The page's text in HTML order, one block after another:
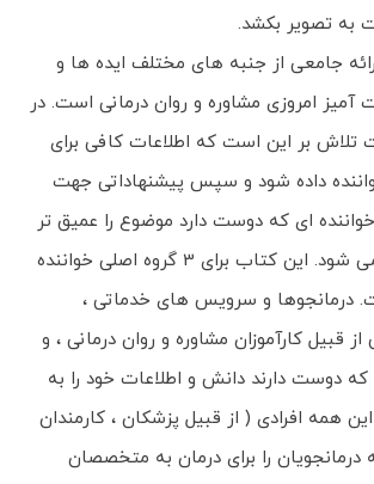
به تصویر بکشد.
جامعی از جنبه های مختلف ایده ها و
امروزی مشاوره و روان درمانی است. در
تلاش بر این است که اطلاعات کافی برای
داده شود و سپس پیشنهاداتی جهت
ای که دوست دارد موضوع را عمیق تر
درک نماید ، داده می شود. این کتاب برای 3 گروه اصلی خواننده
درمانجوها و سرویس های خدماتی ،
قبیل کارآموزان مشاوره و روان درمانی ، و
دوست دارند دانش و اطلاعات خود را به
این همه افرادی ( از قبیل پزشکان ، کارمندان
درمانجویان را برای درمان به متخصصان